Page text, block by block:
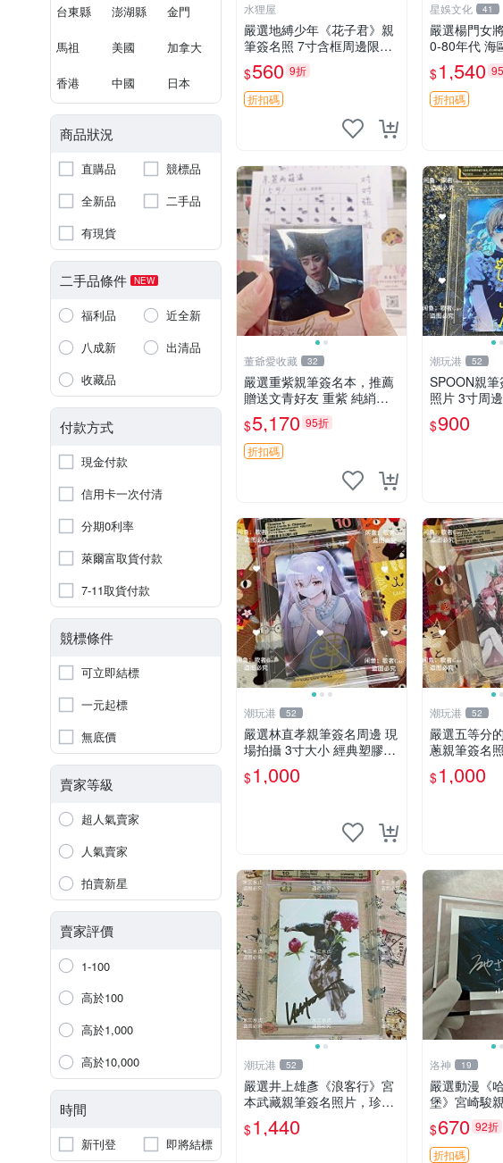
台東縣 澎湖縣 金門
馬祖 美國 加拿大
香港 中國 日本
商品狀況
直購品
競標品
全新品
二手品
有現貨
二手品條件 NEW
福利品
近全新
八成新
出清品
收藏品
付款方式
現金付款
信用卡一次付清
分期0利率
萊爾富取貨付款
7-11取貨付款
競標條件
可立即結標
一元起標
無底價
賣家等級
超人氣賣家
人氣賣家
拍賣新星
賣家評價
1-100
高於100
高於1,000
高於10,000
時間
新刊登 即將結標
水狸屋
嚴選地縛少年《花子君》親
筆簽名照 7寸含框周邊限量
收藏 親筆簽名 地縛角色珍
藏照 收藏推薦 花子君相框
周邊
$560 9折
折扣碼
星娛文化 41
嚴選楊門女
0-80年代 海
佳品 內頁輕
$1,540
折扣碼
董爺愛收藏 32
嚴選重紫親筆簽名本，推薦
贈送文青好友 重紫 純綃皮
規格8開
$5,170 95折
折扣碼
潮玩港 52
SPOON親
照片 3寸周
婭限量周邊
現象框
$900
潮玩港 52
嚴選林直孝親筆簽名周邊 現
場拍攝 3寸大小 經典塑膠記
憶周邊收藏推薦 塑料記憶
時代典藏 筆跡限量
$1,000
潮玩港 52
嚴選五等分
蔥親筆簽名
裝卡套 收藏
五等分的花
$1,000
潮玩港 52
嚴選井上雄彥《浪客行》宮
本武藏親筆簽名照片，珍稀
3英寸國外直帶原圖實物 浪
客行 紙質 簽名 宮本武藏
$1,440
洛神 19
嚴選動漫《
堡》宮崎駿
6寸含框珍
城堡 簽名照
$670 92折
折扣碼